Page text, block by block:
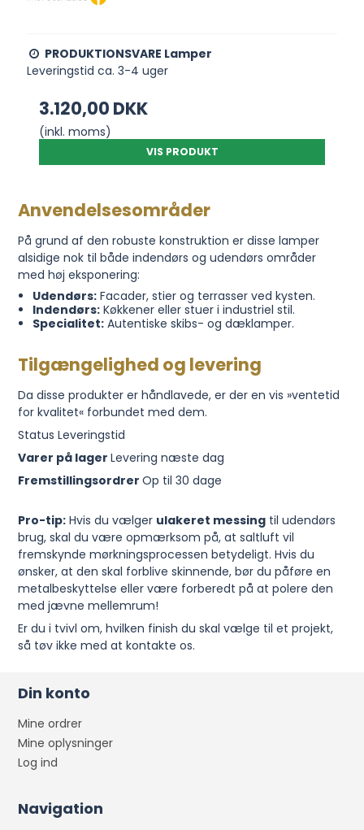
PRODUKTIONSVARE Lamper
Leveringstid ca. 3-4 uger
3.120,00 DKK
(inkl. moms)
VIS PRODUKT
Anvendelsesområder
På grund af den robuste konstruktion er disse lamper
alsidige nok til både indendørs og udendørs områder
med høj eksponering:
Udendørs:Facader, stier og terrasser ved kysten.
Indendørs:Køkkener eller stuer i industriel stil.
Specialitet:Autentiske skibs- og dæklamper.
Tilgængelighed og levering
Da disse produkter er håndlavede, er der en vis »ventetid
for kvalitet« forbundet med dem.
Status Leveringstid
Varer på lagerLevering næste dag
FremstillingsordrerOp til 30 dage
Pro-tip: Hvis du vælger ulakeret messing til udendørs
brug, skal du være opmærksom på, at saltluft vil
fremskynde mørkningsprocessen betydeligt. Hvis du
ønsker, at den skal forblive skinnende, bør du påføre en
metalbeskyttelse eller være forberedt på at polere den
med jævne mellemrum!
Er du i tvivl om, hvilken finish du skal vælge til et projekt,
så tøv ikke med at kontakte os.
Din konto
Mine ordrer
Mine oplysninger
Log ind
Navigation